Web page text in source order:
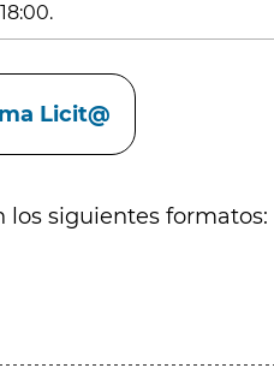
18:00.
Licit@
los siguientes formatos: